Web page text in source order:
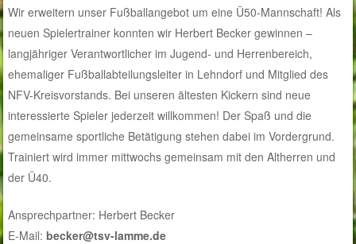
Wir erweitern unser Fußballangebot um eine Ü50-Mannschaft! Als
neuen Spielertrainer konnten wir Herbert Becker gewinnen –
langjähriger Verantwortlicher im Jugend- und Herrenbereich,
ehemaliger Fußballabteilungsleiter in Lehndorf und Mitglied des
NFV-Kreisvorstands. Bei unseren ältesten Kickern sind neue
interessierte Spieler jederzeit willkommen! Der Spaß und die
gemeinsame sportliche Betätigung stehen dabei im Vordergrund.
Trainiert wird immer mittwochs gemeinsam mit den Altherren und
der Ü40.
Ansprechpartner: Herbert Becker
E-Mail:becker@tsv-lamme.de